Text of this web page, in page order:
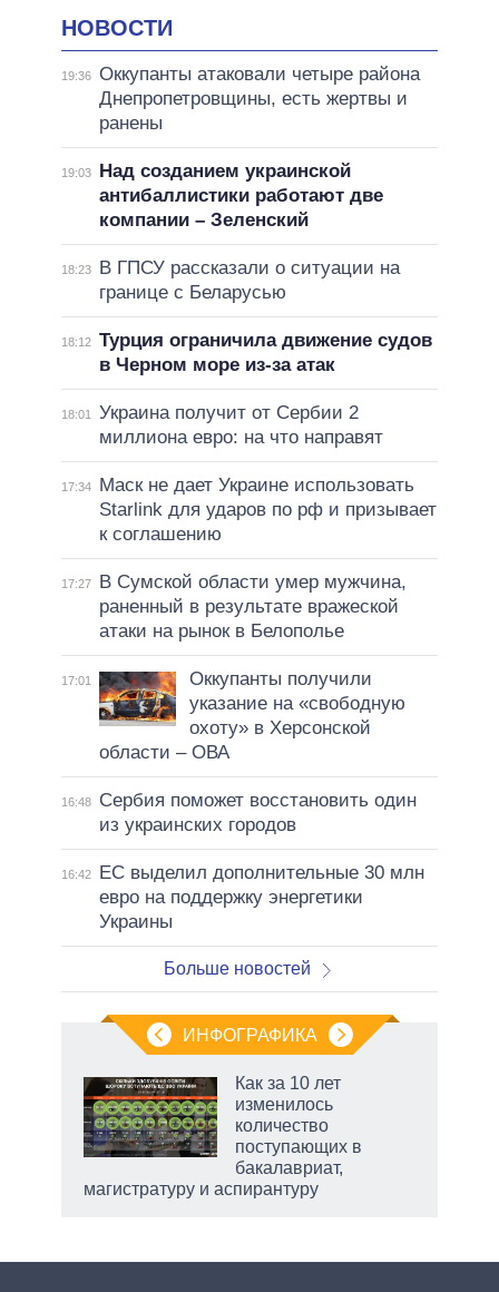
НОВОСТИ
19:36 Оккупанты атаковали четыре района
Днепропетровщины, есть жертвы и
ранены
19:03
Над созданием украинской
антибаллистики работают две
компании – Зеленский
18:23
В ГПСУ рассказали о ситуации на
границе с Беларусью
18:12 Турция ограничила движение судов
в Черном море из-за атак
18:01
Украина получит от Сербии 2
миллиона евро: на что направят
17:34
Маск не дает Украине использовать
Starlink для ударов по рф и призывает
к соглашению
17:27
В Сумской области умер мужчина,
раненный в результате вражеской
атаки на рынок в Белополье
17:01
Оккупанты получили
указание на «свободную
охоту» в Херсонской
области – ОВА
16:48
Сербия поможет восстановить один
из украинских городов
16:42
ЕС выделил дополнительные 30 млн
евро на поддержку энергетики
Украины
Больше новостей
ИНФОГРАФИКА
Как за 10 лет
изменилось
количество
поступающих в
бакалавриат,
магистратуру и аспирантуру